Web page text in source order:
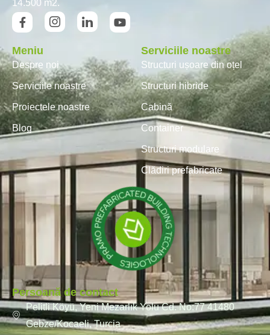
14.500 m2.
Meniu
Despre noi
Serviciile noastre
Proiectele noastre
Blog
Serviciile noastre
Structuri ușoare din oțel
Structuri hibride
Cabină
Container
Structuri modulare
Clădiri prefabricate
Persoană de contact
Pelitli Köyü, Yeni Mezarlık Yolu Cd. No:77 41480
Gebze/Kocaeli, Turcia